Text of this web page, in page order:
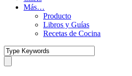
Más…
Producto
Libros y Guías
Recetas de Cocina